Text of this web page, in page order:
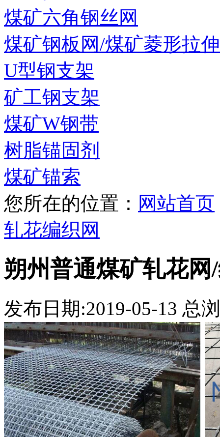
煤矿六角钢丝网
煤矿钢板网/煤矿菱形拉
U型钢支架
矿工钢支架
煤矿W钢带
树脂锚固剂
煤矿锚索
您所在的位置： 网站首页
轧花编织网
朔州普通煤矿轧花网
发布日期:2019-05-13 总